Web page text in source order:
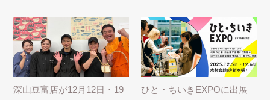
深山豆富店が12月12日・19
ひと・ちいきEXPOに出展